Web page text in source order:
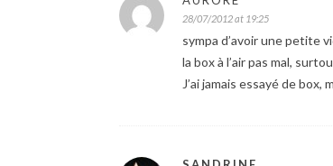
28/07/2012 at 19:25
sympa d’avoir une petite
la box à l’air pas mal,
J’ai jamais essayé de